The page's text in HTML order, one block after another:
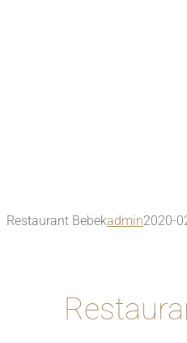
Restaurant Bebekadmin2020-